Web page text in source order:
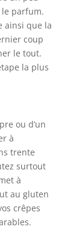
le parfum.
ainsi que la
coup
le tout.
la plus
ou d’un
à
trente
surtout
à
au gluten
crêpes